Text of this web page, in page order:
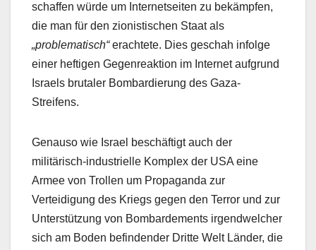
schaffen würde um Internetseiten zu bekämpfen,
die man für den zionistischen Staat als
„problematisch“erachtete. Dies geschah infolge
einer heftigen Gegenreaktion im Internet aufgrund
Israels brutaler Bombardierung des Gaza-
Streifens.
Genauso wie Israel beschäftigt auch der
militärisch-industrielle Komplex der USA eine
Armee von Trollen um Propaganda zur
Verteidigung des Kriegs gegen den Terror und zur
Unterstützung von Bombardements irgendwelcher
sich am Boden befindender Dritte Welt Länder, die